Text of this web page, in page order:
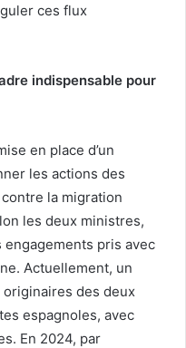
ces flux
indispensable pour
en place d’un
les actions des
la migration
les deux ministres,
engagements pris avec
Actuellement, un
des deux
espagnoles, avec
En 2024, par